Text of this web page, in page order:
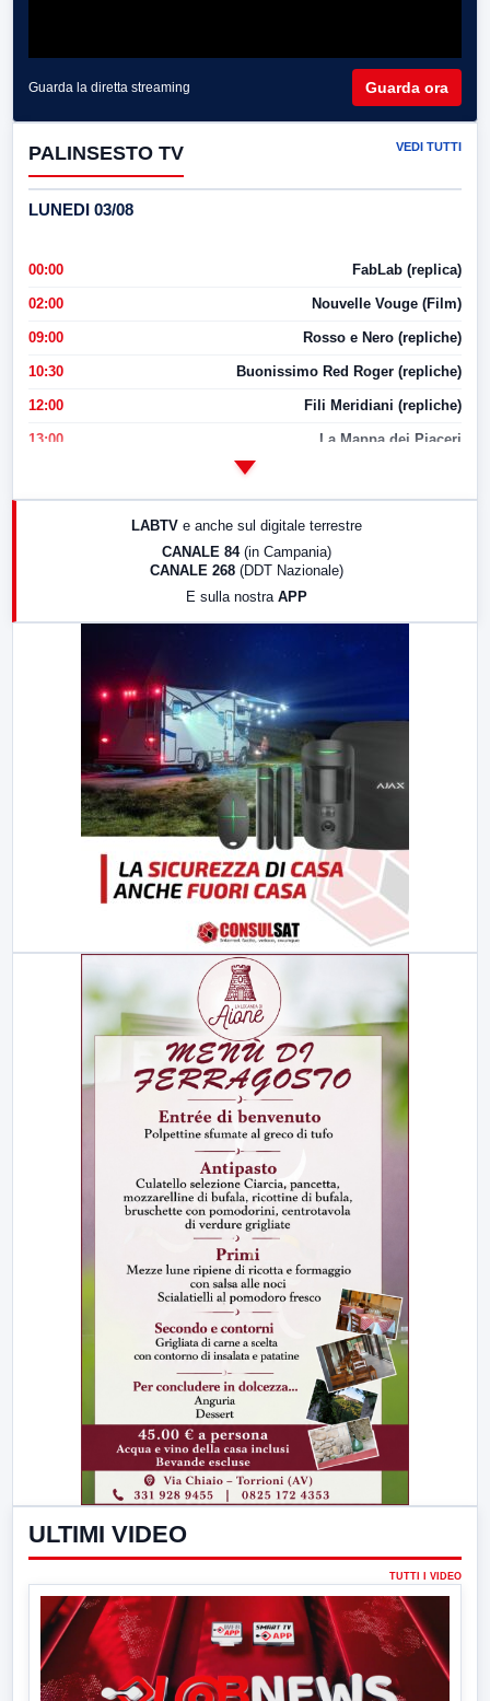
Guarda la diretta streaming Guarda ora
PALINSESTO TV VEDI TUTTI
LUNEDI 03/08
00:00 FabLab (replica)
02:00 Nouvelle Vouge (Film)
09:00 Rosso e Nero (repliche)
10:30 Buonissimo Red Roger (repliche)
12:00 Fili Meridiani (repliche)
13:00 La Mappa dei Piaceri
LABTV e anche sul digitale terrestre
CANALE 84 (in Campania)
CANALE 268 (DDT Nazionale)
E sulla nostra APP
ULTIMI VIDEO
TUTTI I VIDEO